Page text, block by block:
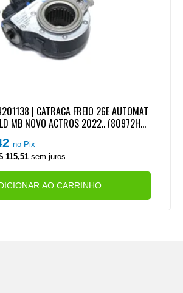
| CATRACA FREIO 26E AUTOMAT
MB NOVO ACTROS 2022.. (80972HBC
no Pix
115,51 sem juros
AO CARRINHO